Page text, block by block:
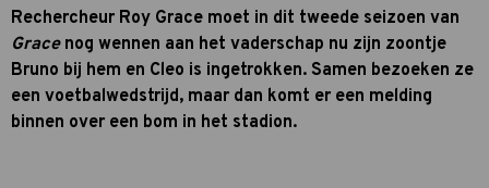
Rechercheur Roy Grace moet in dit tweede seizoen van
Gracenog wennen aan het vaderschap nu zijn zoontje
Bruno bij hem en Cleo is ingetrokken. Samen bezoeken ze
een voetbalwedstrijd, maar dan komt er een melding
binnen over een bom in het stadion.